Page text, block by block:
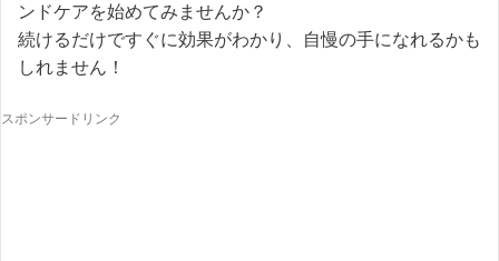
ンドケアを始めてみませんか？
続けるだけですぐに効果がわかり、自慢の手になれるかも
しれません！
スポンサードリンク